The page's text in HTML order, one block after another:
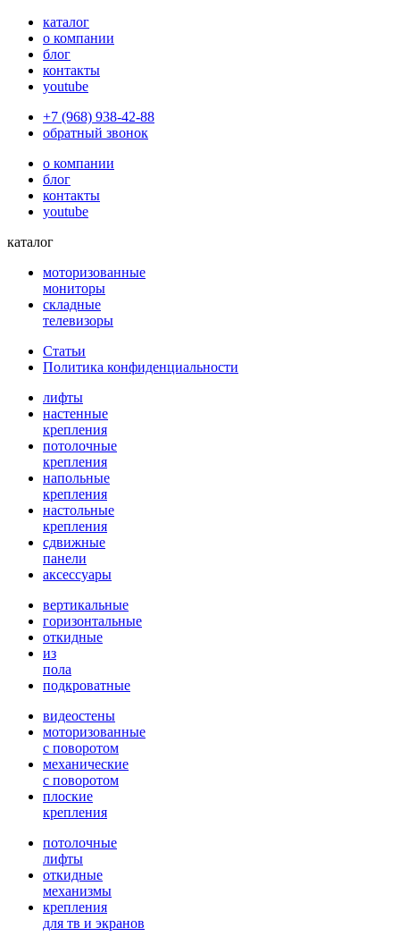
каталог
о компании
блог
контакты
youtube
+7 (968) 938-42-88
обратный звонок
о компании
блог
контакты
youtube
каталог
моторизованные
мониторы
складные
телевизоры
Статьи
Политика конфиденциальности
лифты
настенные
крепления
потолочные
крепления
напольные
крепления
настольные
крепления
сдвижные
панели
аксессуары
вертикальные
горизонтальные
откидные
из
пола
подкроватные
видеостены
моторизованные
с поворотом
механические
с поворотом
плоские
крепления
потолочные
лифты
откидные
механизмы
крепления
для тв и экранов